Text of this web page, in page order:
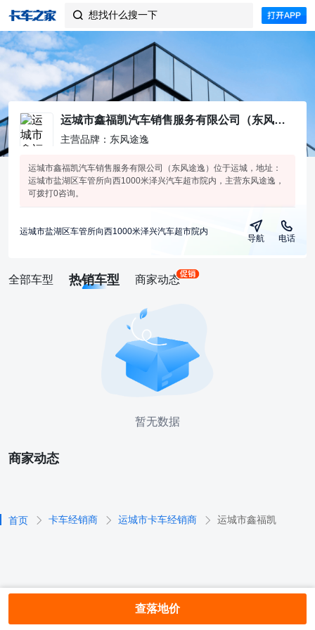
 想找什么搜一下
运城市鑫福凯汽车销售服务有限公司（东风途逸）
主营品牌：东风途逸
运城市鑫福凯汽车销售服务有限公司（东风途逸）位于运城，地址：
运城市盐湖区车管所向西1000米泽兴汽车超市院内，主营东风途逸，
可拨打0咨询。
运城市盐湖区车管所向西1000米泽兴汽车超市院内
导航 电话
全部车型 热销车型 商家动态
暂无数据
商家动态
首页 卡车经销商 运城市卡车经销商 运城市鑫福凯
查落地价